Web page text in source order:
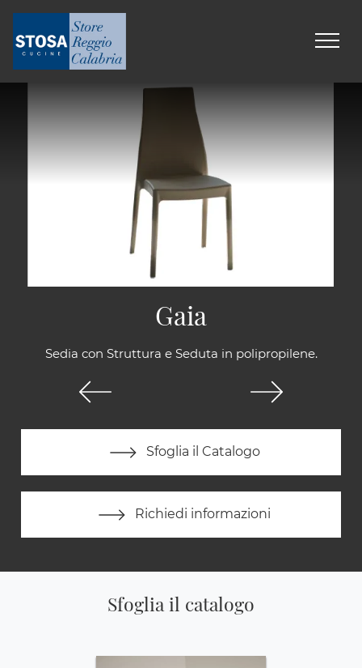
Sedia con Struttura e Seduta in polipropilene.
Sfoglia il Catalogo
Richiedi informazioni
Gaia
Sfoglia il catalogo